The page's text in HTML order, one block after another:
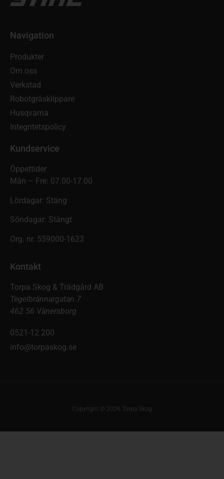
Navigation
Produkter
Om oss
Verkstad
Robotgräsklippare
Husqvarna
Integritetspolicy
Kundservice
Öppettider
Mån – Fre: 07.00-17.00
Lördagar: Stäng
Söndagar: Stängt
Org. nr. 559000-1623
Kontakt
Torpa Skog & Trädgård AB
Tegelbrännargatan 7
462 56 Vänersborg
0521-12 200
info@torpaskog.se
Copyright © 2026 Torpa Skog